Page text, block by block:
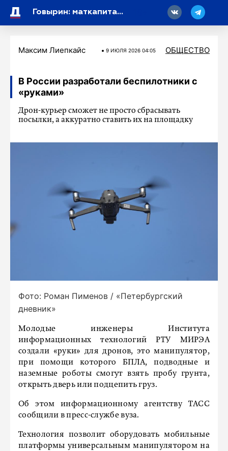
Говырин: маткапитал в России проиндексируют с 1 февраля 2027 года
Максим Лиепкайс 9 ИЮЛЯ 2026 04:05 ОБЩЕСТВО
В России разработали беспилотники с
«руками»
Дрон-курьер сможет не просто сбрасывать
посылки, а аккуратно ставить их на площадку
Фото: Роман Пименов / «Петербургский
дневник»
Молодые инженеры Института
информационных технологий РТУ МИРЭА
создали «руки» для дронов, это манипулятор,
при помощи которого БПЛА, подводные и
наземные роботы смогут взять пробу грунта,
открыть дверь или подцепить груз.
Об этом информационному агентству ТАСС
сообщили в пресс-службе вуза.
Технология позволит оборудовать мобильные
платформы универсальным манипулятором на